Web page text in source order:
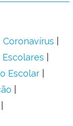
Coronavírus
Escolar